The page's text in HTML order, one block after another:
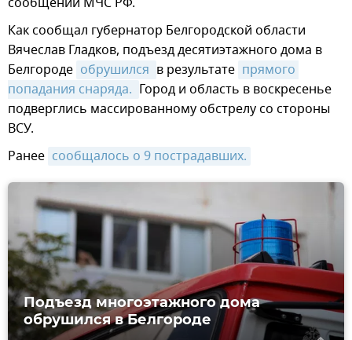
Как сообщал губернатор Белгородской области
Вячеслав Гладков, подъезд десятиэтажного дома в
Белгороде обрушился в результате прямого
попадания снаряда. Город и область в воскресенье
подверглись массированному обстрелу со стороны
ВСУ.
Ранее сообщалось о 9 пострадавших.
Подъезд многоэтажного дома
обрушился в Белгороде